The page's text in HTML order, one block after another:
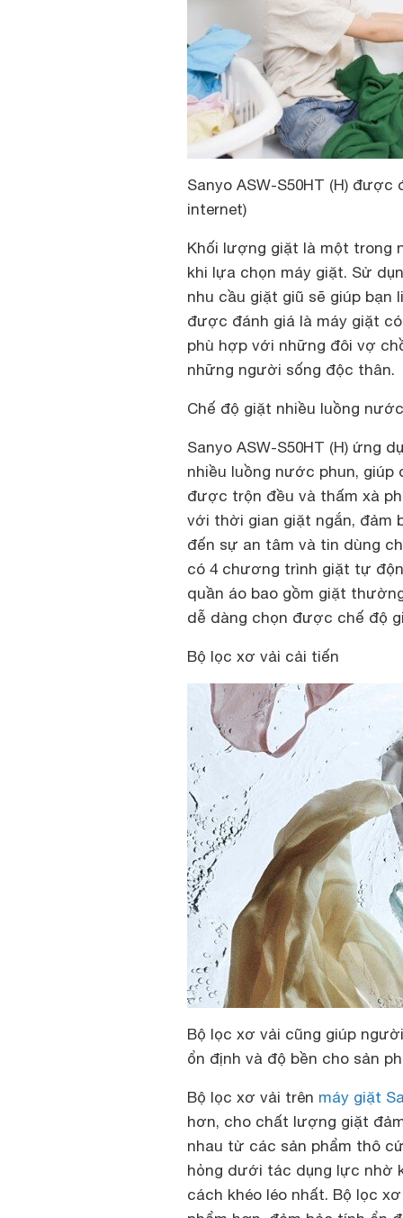
Sanyo ASW-S50HT (H)
internet)
Khối lượng giặt là một trong
khi lựa chọn máy giặt. Sử
nhu cầu giặt giũ sẽ giúp bạn
được đánh giá là máy giặt có
phù hợp với những đôi vợ
những người sống độc thân.
Chế độ giặt nhiều luồng
Sanyo ASW-S50HT (H) ứng
nhiều luồng nước phun,
được trộn đều và thấm xà
với thời gian giặt ngắn, đảm
đến sự an tâm và tin dùng
có 4 chương trình giặt tự
quần áo bao gồm giặt
dễ dàng chọn được chế độ
Bộ lọc xơ vải cải tiến
Bộ lọc xơ vải cũng giúp
ổn định và độ bền cho sản
Bộ lọc xơ vải trên máy giặt
hơn, cho chất lượng giặt
nhau từ các sản phẩm thô
hỏng dưới tác dụng lực nhờ
cách khéo léo nhất. Bộ lọc